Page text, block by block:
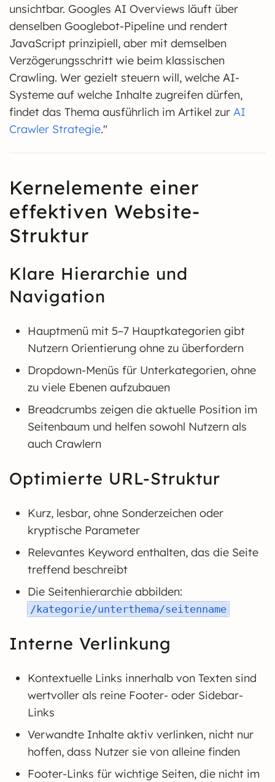
unsichtbar. Googles AI Overviews läuft über
denselben Googlebot-Pipeline und rendert
JavaScript prinzipiell, aber mit demselben
Verzögerungsschritt wie beim klassischen
Crawling. Wer gezielt steuern will, welche AI-
Systeme auf welche Inhalte zugreifen dürfen,
findet das Thema ausführlich im Artikel zur AI
Crawler Strategie."
Kernelemente einer
effektiven Website-
Struktur
Klare Hierarchie und
Navigation
Hauptmenü mit 5–7 Hauptkategorien gibt
Nutzern Orientierung ohne zu überfordern
Dropdown-Menüs für Unterkategorien, ohne
zu viele Ebenen aufzubauen
Breadcrumbs zeigen die aktuelle Position im
Seitenbaum und helfen sowohl Nutzern als
auch Crawlern
Optimierte URL-Struktur
Kurz, lesbar, ohne Sonderzeichen oder
kryptische Parameter
Relevantes Keyword enthalten, das die Seite
treffend beschreibt
Die Seitenhierarchie abbilden:
/kategorie/unterthema/seitenname
Interne Verlinkung
Kontextuelle Links innerhalb von Texten sind
wertvoller als reine Footer- oder Sidebar-
Links
Verwandte Inhalte aktiv verlinken, nicht nur
hoffen, dass Nutzer sie von alleine finden
Footer-Links für wichtige Seiten, die nicht im